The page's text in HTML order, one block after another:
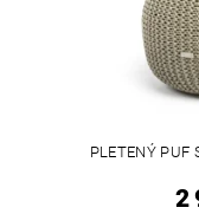
PLETENÝ PUF
2